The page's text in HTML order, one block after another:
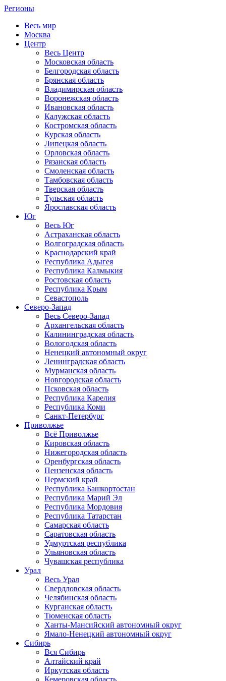
Регионы
Весь мир
Москва
Центр
Весь Центр
Московская область
Белгородская область
Брянская область
Владимирская область
Воронежская область
Ивановская область
Калужская область
Костромская область
Курская область
Липецкая область
Орловская область
Рязанская область
Смоленская область
Тамбовская область
Тверская область
Тульская область
Ярославская область
Юг
Весь Юг
Астраханская область
Волгоградская область
Краснодарский край
Республика Адыгея
Республика Калмыкия
Ростовская область
Республика Крым
Севастополь
Северо-Запад
Весь Северо-Запад
Архангельская область
Калининградская область
Вологодская область
Ненецкий автономный округ
Ленинградская область
Мурманская область
Новгородская область
Псковская область
Республика Карелия
Республика Коми
Санкт-Петербург
Приволжье
Всё Приволжье
Кировская область
Нижегородская область
Оренбургская область
Пензенская область
Пермский край
Республика Башкортостан
Республика Марий Эл
Республика Мордовия
Республика Татарстан
Самарская область
Саратовская область
Удмуртская республика
Ульяновская область
Чувашская республика
Урал
Весь Урал
Свердловская область
Челябинская область
Курганская область
Тюменская область
Ханты-Мансийский автономный округ
Ямало-Ненецкий автономный округ
Сибирь
Вся Сибирь
Алтайский край
Иркутская область
Кемеровская область